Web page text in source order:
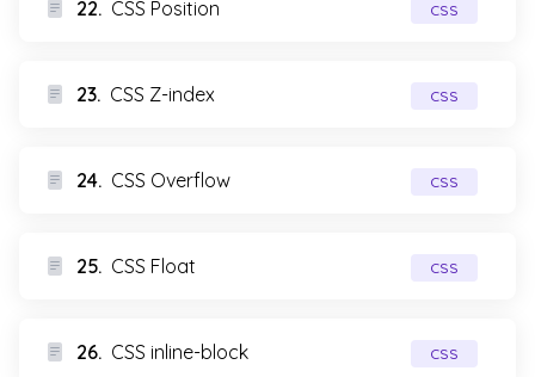
22. CSS Position CSS
23. CSS Z-index CSS
24. CSS Overflow CSS
25. CSS Float CSS
26. CSS inline-block CSS